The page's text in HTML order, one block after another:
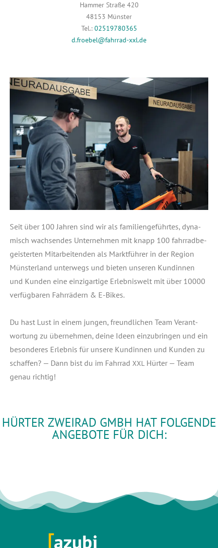
Hammer Straße 420
48153 Münster
Tel.: 02519780365
d.froebel@fahrrad-xxl.de
Seit über 100 Jah­ren sind wir als fami­li­en­ge­führ­tes, dyna­
misch wach­sen­des Unter­neh­men mit knapp 100 fahr­rad­be­
geis­ter­ten Mit­ar­bei­ten­den als Markt­füh­rer in der Regi­on
Müns­ter­land unter­wegs und bie­ten unse­ren Kun­din­nen
und Kun­den eine ein­zig­ar­ti­ge Erleb­nis­welt mit über 10000
ver­füg­ba­ren Fahr­rä­dern & E‑Bikes.
Du hast Lust in einem jun­gen, freund­li­chen Team Ver­ant­
wor­tung zu über­neh­men, dei­ne Ideen ein­zu­brin­gen und ein
beson­de­res Erleb­nis für unse­re Kun­din­nen und Kun­den zu
schaf­fen? — Dann bist du im Fahr­rad XXL Hür­ter — Team
genau richtig!
HÜRTER ZWEIRAD GMBH HAT FOLGENDE
ANGEBOTE FÜR DICH: